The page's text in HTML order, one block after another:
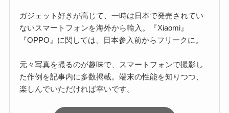
ガジェット好きが高じて、一時は日本で発売されてい
ないスマートフォンを海外から輸入。『Xiaomi』
『OPPO』に関しては、日本参入前からフリークに。
元々写真を撮るのが趣味で、スマートフォンで撮影し
た作例を記事内に多数掲載。端末の性能を知りつつ、
楽しんでいただければ幸いです。